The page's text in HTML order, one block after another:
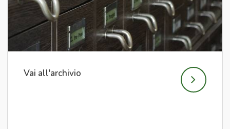
Vai all'archivio